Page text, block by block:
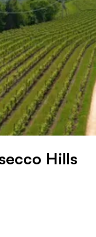
Hills